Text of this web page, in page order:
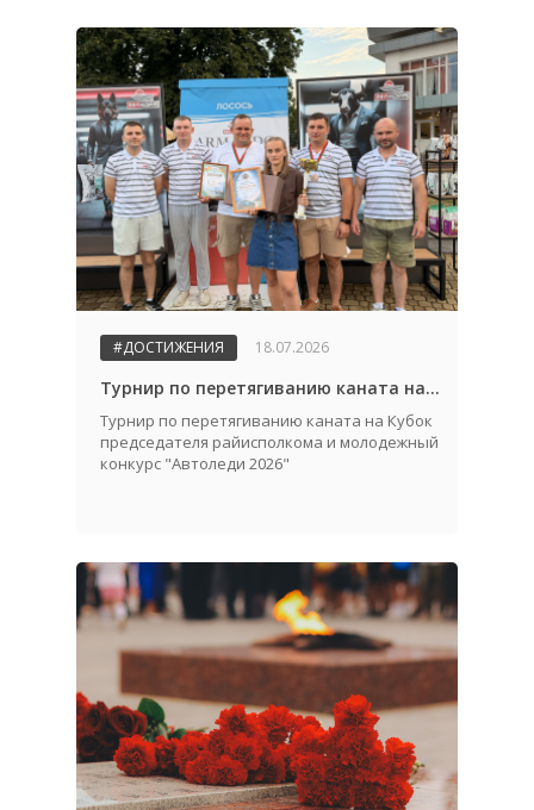
#ДОСТИЖЕНИЯ 18.07.2026
Турнир по перетягиванию каната на Кубок председателя райисполкома и молодежный конкурс "Автоледи 2026"
Турнир по перетягиванию каната на Кубок
председателя райисполкома и молодежный
конкурс "Автоледи 2026"